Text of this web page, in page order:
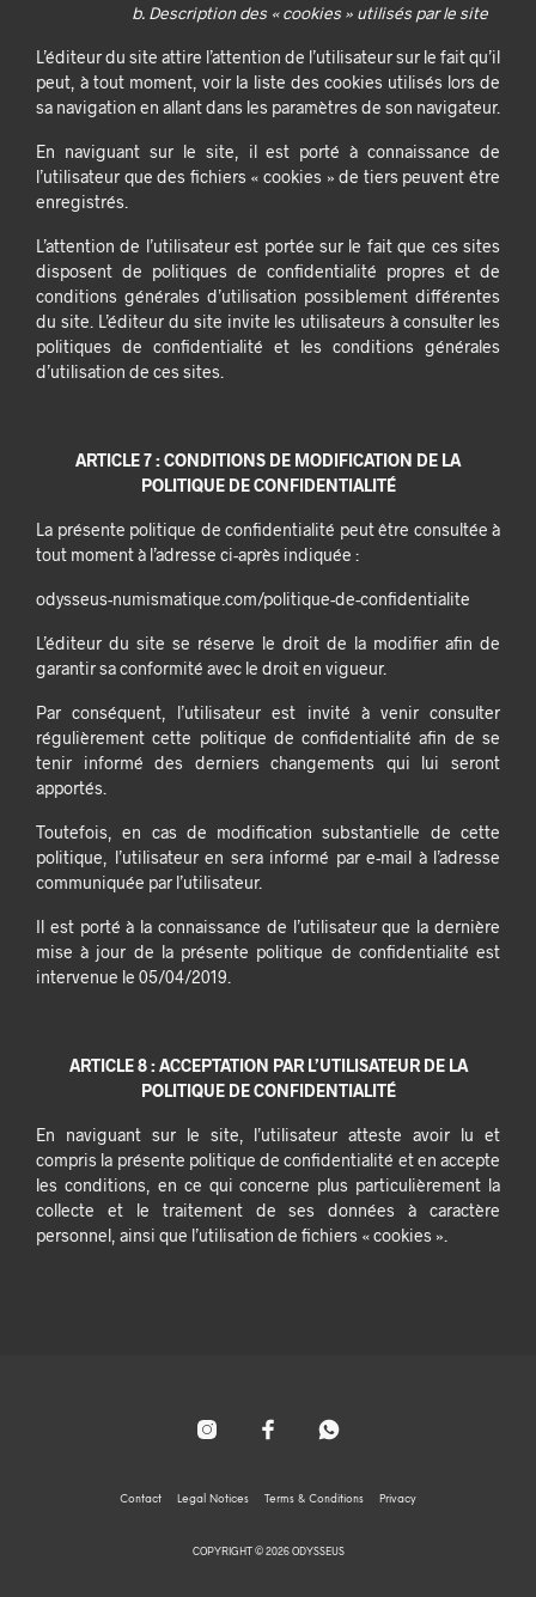
b. Description des « cookies » utilisés par le site
L’éditeur du site attire l’attention de l’utilisateur sur le fait qu’il
peut, à tout moment, voir la liste des cookies utilisés lors de
sa navigation en allant dans les paramètres de son navigateur.
En naviguant sur le site, il est porté à connaissance de
l’utilisateur que des fichiers « cookies » de tiers peuvent être
enregistrés.
L’attention de l’utilisateur est portée sur le fait que ces sites
disposent de politiques de confidentialité propres et de
conditions générales d’utilisation possiblement différentes
du site. L’éditeur du site invite les utilisateurs à consulter les
politiques de confidentialité et les conditions générales
d’utilisation de ces sites.
ARTICLE 7 : CONDITIONS DE MODIFICATION DE LA
POLITIQUE DE CONFIDENTIALITÉ
La présente politique de confidentialité peut être consultée à
tout moment à l’adresse ci-après indiquée :
odysseus-numismatique.com/politique-de-confidentialite
L’éditeur du site se réserve le droit de la modifier afin de
garantir sa conformité avec le droit en vigueur.
Par conséquent, l’utilisateur est invité à venir consulter
régulièrement cette politique de confidentialité afin de se
tenir informé des derniers changements qui lui seront
apportés.
Toutefois, en cas de modification substantielle de cette
politique, l’utilisateur en sera informé par e-mail à l’adresse
communiquée par l’utilisateur.
Il est porté à la connaissance de l’utilisateur que la dernière
mise à jour de la présente politique de confidentialité est
intervenue le 05/04/2019.
ARTICLE 8 : ACCEPTATION PAR L’UTILISATEUR DE LA
POLITIQUE DE CONFIDENTIALITÉ
En naviguant sur le site, l’utilisateur atteste avoir lu et
compris la présente politique de confidentialité et en accepte
les conditions, en ce qui concerne plus particulièrement la
collecte et le traitement de ses données à caractère
personnel, ainsi que l’utilisation de fichiers « cookies ».
Contact Legal Notices Terms & Conditions Privacy
COPYRIGHT © 2026 ODYSSEUS